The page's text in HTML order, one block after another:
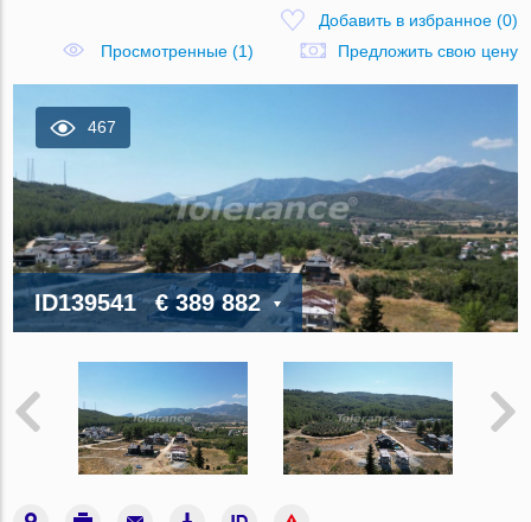
Добавить в избранное(0)
Просмотренные (1)
Предложить свою цену
467
ID139541 € 389 882